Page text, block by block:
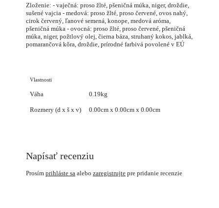
Zloženie: - vaječná: proso žlté, pšeničná múka, niger, droždie,
sušené vajcia - medová: proso žlté, proso červené, ovos nahý,
cirok červený, ľanové semená, konope, medová aróma,
pšeničná múka - ovocná: proso žlté, proso červené, pšeničná
múka, niger, požtlový olej, čierna báza, struhaný kokos, jablká,
pomarančová kôra, droždie, prírodné farbivá povolené v EÚ
Vlastnosti
Váha 0.19kg
Rozmery (d x š x v) 0.00cm x 0.00cm x 0.00cm
Napísať recenziu
Prosím prihláste sa alebo zaregistrujte pre pridanie recenzie